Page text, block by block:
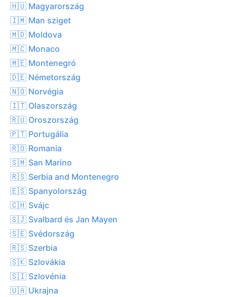
🇭🇺 Magyarország
🇮🇲 Man sziget
🇲🇩 Moldova
🇲🇨 Monaco
🇲🇪 Montenegró
🇩🇪 Németország
🇳🇴 Norvégia
🇮🇹 Olaszország
🇷🇺 Oroszország
🇵🇹 Portugália
🇷🇴 Romania
🇸🇲 San Marino
🇷🇸 Serbia and Montenegro
🇪🇸 Spanyolország
🇨🇭 Svájc
🇸🇯 Svalbard és Jan Mayen
🇸🇪 Svédország
🇷🇸 Szerbia
🇸🇰 Szlovákia
🇸🇮 Szlovénia
🇺🇦 Ukrajna